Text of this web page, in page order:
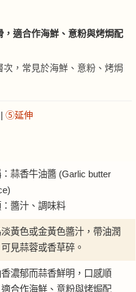
適合作海鮮、意粉與烤焗配
，常見於海鮮、意粉、烤焗
| ⑤延伸
蒜香牛油醬 (Garlic butter
醬汁、調味料
黃色或金黃色醬汁，帶油潤
見蒜蓉或香草碎。
濃郁而蒜香鮮明，口感順
合作海鮮、意粉與烤焗配